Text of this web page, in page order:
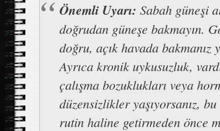
Önemli Uyarı: Sabah güneşi
doğrudan güneşe bakmayın.
doğru, açık havada bakmanız
Ayrıca kronik uykusuzluk,
çalışma bozuklukları veya
düzensizlikler yaşıyorsanız, bu
rutin haline getirmeden önce